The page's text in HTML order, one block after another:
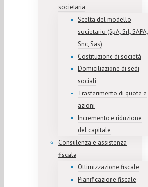
societaria
Scelta del modello
societario (SpA, Srl, SAPA,
Snc, Sas)
Costituzione di società
Domiciliazione di sedi
sociali
Trasferimento di quote e
azioni
Incremento e riduzione
del capitale
Consulenza e assistenza
fiscale
Ottimizzazione fiscale
Pianificazione fiscale